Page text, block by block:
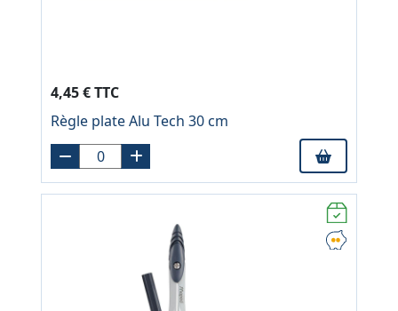
4,45 € TTC
Règle plate Alu Tech 30 cm